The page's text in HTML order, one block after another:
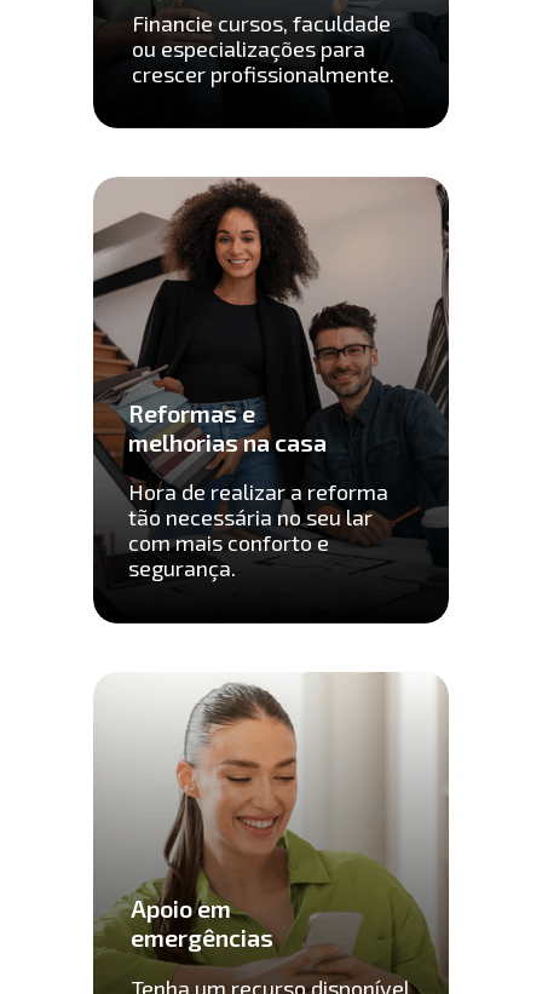
Reformas e
melhorias na casa
Hora de realizar a reforma
tão necessária no seu lar
com mais conforto e
segurança.
Financie cursos, faculdade
ou especializações para
crescer profissionalmente.
Apoio em
emergências
Tenha um recurso disponível